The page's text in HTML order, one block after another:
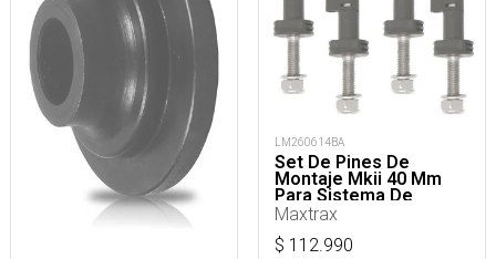
LM260614BA
Set De Pines De
Montaje Mkii 40 Mm
Para Sistema De
Fijación 4x4
Maxtrax
$ 112.990